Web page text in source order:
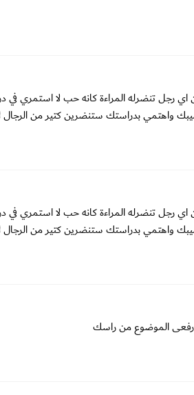
اي رجل تنضرله المراءة كانه حب لا استمري
بدراستك ستنضرين كتير من الرجال
اي رجل تنضرله المراءة كانه حب لا استمري
بدراستك ستنضرين كتير من الرجال
الموضوع من راسك